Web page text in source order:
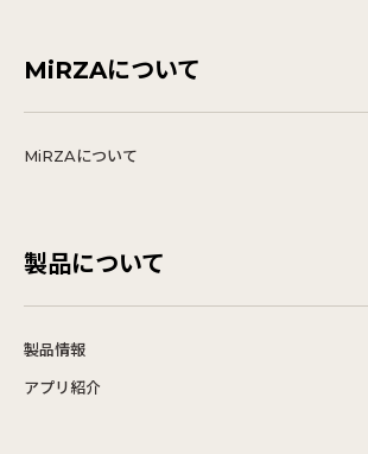
MiRZAについて
MiRZAについて
製品について
製品情報
アプリ紹介